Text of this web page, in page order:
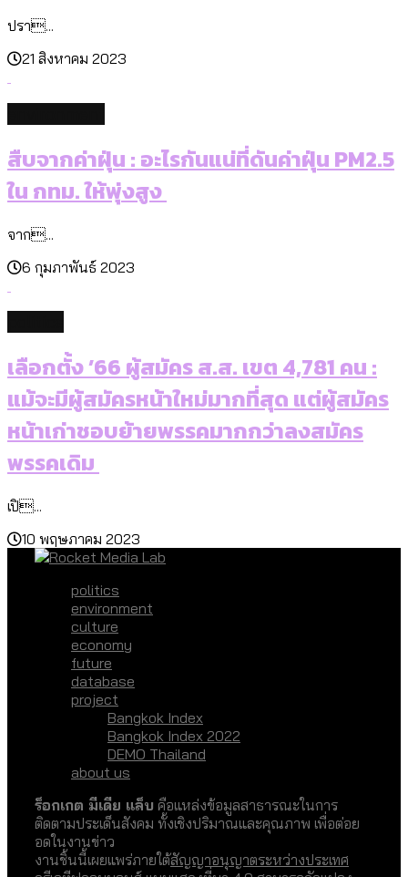
ปรา...
21 สิงหาคม 2023
สืบจากค่าฝุ่น : อะไรกันแน่ที่ดันค่าฝุ่น PM2.5
ใน กทม. ให้พุ่งสูง
จาก...
6 กุมภาพันธ์ 2023
เลือกตั้ง ’66 ผู้สมัคร ส.ส. เขต 4,781 คน :
แม้จะมีผู้สมัครหน้าใหม่มากที่สุด แต่ผู้สมัคร
หน้าเก่าชอบย้ายพรรคมากกว่าลงสมัคร
พรรคเดิม
เปิ...
10 พฤษภาคม 2023
politics
environment
culture
economy
future
database
project
Bangkok Index
Bangkok Index 2022
DEMO Thailand
about us
ร็อกเกต มีเดีย แล็บ คือแหล่งข้อมูลสาธารณะในการ
ติดตามประเด็นสังคม ทั้งเชิงปริมาณและคุณภาพ เพื่อต่อย
อดในงานข่าว
งานชิ้นนี้เผยแพร่ภายใต้สัญญาอนุญาตระหว่างประเทศ